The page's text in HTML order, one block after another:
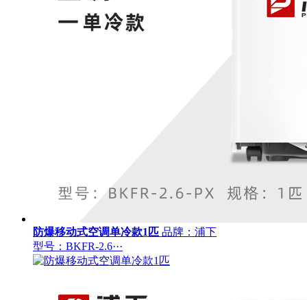
防爆移动式空调单冷款1匹 品牌：浦下
型号：BKFR-2.6···